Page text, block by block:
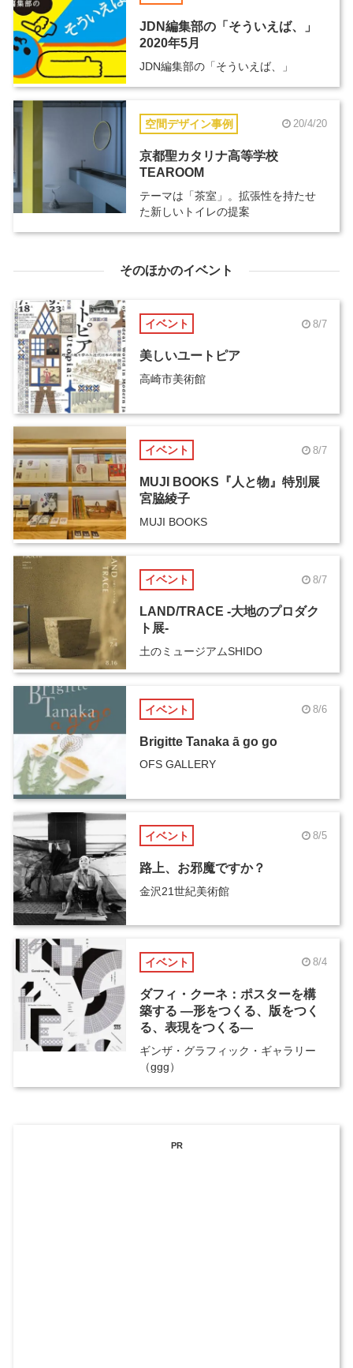
JDN編集部の「そういえば、」
2020年5月
JDN編集部の「そういえば、」
空間デザイン事例 20/4/20
京都聖カタリナ高等学校
TEAROOM
テーマは「茶室」。拡張性を持たせ
た新しいトイレの提案
そのほかのイベント
イベント 8/7
美しいユートピア
高崎市美術館
イベント 8/7
MUJI BOOKS『人と物』特別展
宮脇綾子
MUJI BOOKS
イベント 8/7
LAND/TRACE -大地のプロダク
ト展-
土のミュージアムSHIDO
イベント 8/6
Brigitte Tanaka ā go go
OFS GALLERY
イベント 8/5
路上、お邪魔ですか？
金沢21世紀美術館
イベント 8/4
ダフィ・クーネ：ポスターを構
築する ―形をつくる、版をつく
る、表現をつくる―
ギンザ・グラフィック・ギャラリー
（ggg）
PR